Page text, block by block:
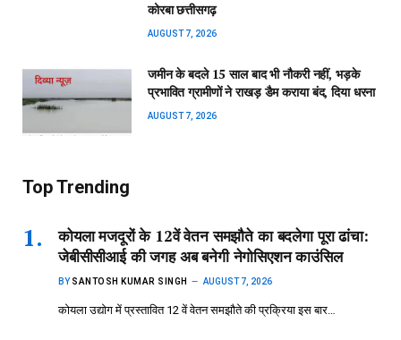
कोरबा छत्तीसगढ़
AUGUST 7, 2026
जमीन के बदले 15 साल बाद भी नौकरी नहीं, भड़के
प्रभावित ग्रामीणों ने राखड़ डैम कराया बंद, दिया धरना
AUGUST 7, 2026
Top Trending
कोयला मजदूरों के 12वें वेतन समझौते का बदलेगा पूरा ढांचा:
जेबीसीसीआई की जगह अब बनेगी नेगोसिएशन काउंसिल
BY SANTOSH KUMAR SINGH AUGUST 7, 2026
कोयला उद्योग में प्रस्तावित 12 वें वेतन समझौते की प्रक्रिया इस बार…